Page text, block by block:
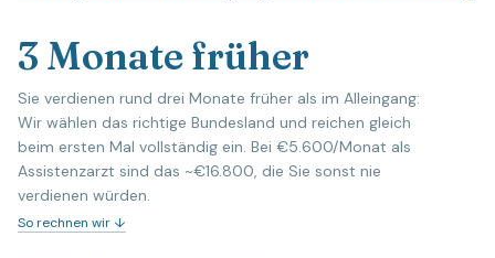
3 Monate früher
Sie verdienen rund drei Monate früher als im Alleingang:
Wir wählen das richtige Bundesland und reichen gleich
beim ersten Mal vollständig ein. Bei €5.600/Monat als
Assistenzarzt sind das ~€16.800, die Sie sonst nie
verdienen würden.
So rechnen wir ↓